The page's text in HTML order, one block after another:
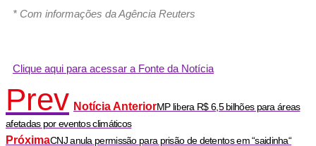
* Com informações da Agência Reuters
Clique aqui para acessar a Fonte da Notícia
Prev Notícia AnteriorMP libera R$ 6,5 bilhões para áreas
afetadas por eventos climáticos
PróximaCNJ anula permissão para prisão de detentos em “saidinha“